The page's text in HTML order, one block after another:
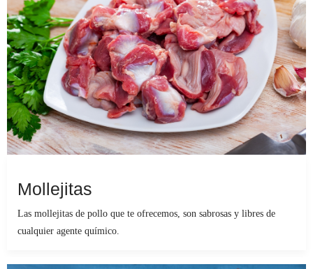
Mollejitas
Las mollejitas de pollo que te ofrecemos, son sabrosas y libres de
cualquier agente químico.